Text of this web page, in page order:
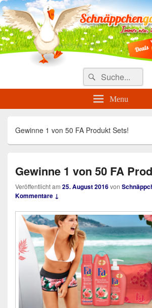
Täglich die besten
und
Search
for:
Suche
Menu
Gewinne 1 von 50 FA Produkt Sets!
Gewinne 1 von 50 FA
Veröffentlicht am 25. August 2016von
Kommentare ↓